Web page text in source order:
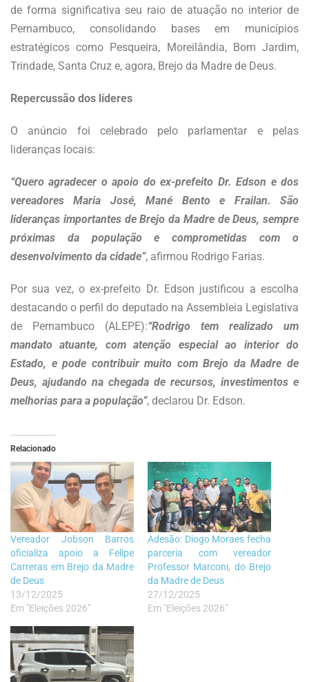
de forma significativa seu raio de atuação no interior de
Pernambuco, consolidando bases em municípios
estratégicos como Pesqueira, Moreilândia, Bom Jardim,
Trindade, Santa Cruz e, agora, Brejo da Madre de Deus.
Repercussão dos líderes
O anúncio foi celebrado pelo parlamentar e pelas
lideranças locais:
“Quero agradecer o apoio do ex-prefeito Dr. Edson e dos
vereadores Maria José, Mané Bento e Frailan. São
lideranças importantes de Brejo da Madre de Deus, sempre
próximas da população e comprometidas com o
desenvolvimento da cidade”, afirmou Rodrigo Farias.
Por sua vez, o ex-prefeito Dr. Edson justificou a escolha
destacando o perfil do deputado na Assembleia Legislativa
de Pernambuco (ALEPE):“Rodrigo tem realizado um
mandato atuante, com atenção especial ao interior do
Estado, e pode contribuir muito com Brejo da Madre de
Deus, ajudando na chegada de recursos, investimentos e
melhorias para a população”, declarou Dr. Edson.
Relacionado
Vereador Jobson Barros
oficializa apoio a Felipe
Carreras em Brejo da Madre
de Deus
13/12/2025
Em "Eleições 2026"
Adesão: Diogo Moraes fecha
parceria com vereador
Professor Marconi, do Brejo
da Madre de Deus
27/12/2025
Em "Eleições 2026"